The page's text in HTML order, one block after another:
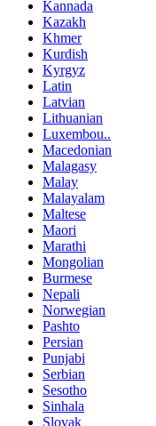
Kannada
Kazakh
Khmer
Kurdish
Kyrgyz
Latin
Latvian
Lithuanian
Luxembou..
Macedonian
Malagasy
Malay
Malayalam
Maltese
Maori
Marathi
Mongolian
Burmese
Nepali
Norwegian
Pashto
Persian
Punjabi
Serbian
Sesotho
Sinhala
Slovak